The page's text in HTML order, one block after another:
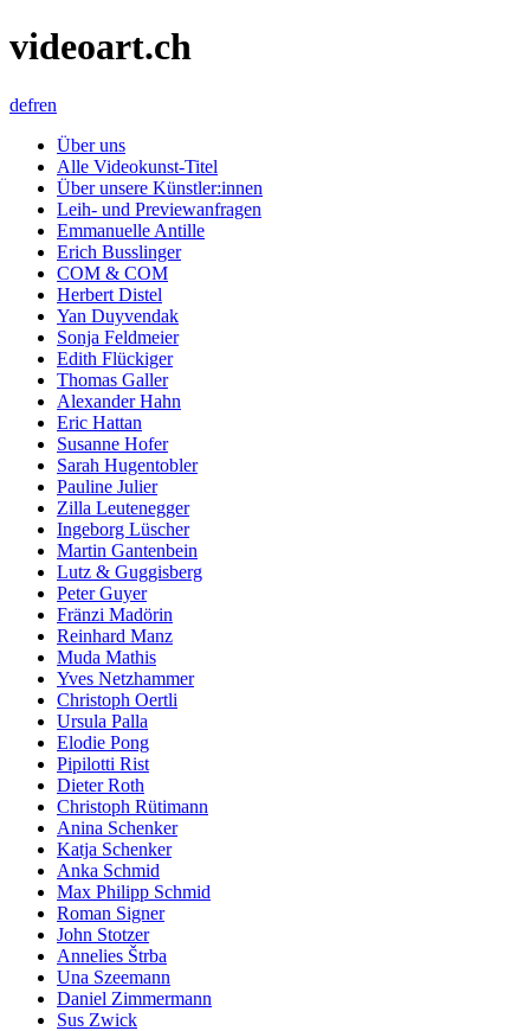
videoart.ch
defren
Über uns
Alle Videokunst-Titel
Über unsere Künstler:innen
Leih- und Previewanfragen
Emmanuelle Antille
Erich Busslinger
COM & COM
Herbert Distel
Yan Duyvendak
Sonja Feldmeier
Edith Flückiger
Thomas Galler
Alexander Hahn
Eric Hattan
Susanne Hofer
Sarah Hugentobler
Pauline Julier
Zilla Leutenegger
Ingeborg Lüscher
Martin Gantenbein
Lutz & Guggisberg
Peter Guyer
Fränzi Madörin
Reinhard Manz
Muda Mathis
Yves Netzhammer
Christoph Oertli
Ursula Palla
Elodie Pong
Pipilotti Rist
Dieter Roth
Christoph Rütimann
Anina Schenker
Katja Schenker
Anka Schmid
Max Philipp Schmid
Roman Signer
John Stotzer
Annelies Štrba
Una Szeemann
Daniel Zimmermann
Sus Zwick